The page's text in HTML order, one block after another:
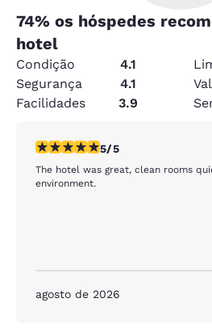
74% os hóspedes
hotel
Condição 4.1
Segurança
4.1
Facilidades
3.9
classificação 5 estrelas. Excepcional.
5/5
The hotel was great, clean rooms
environment.
agosto de 2026